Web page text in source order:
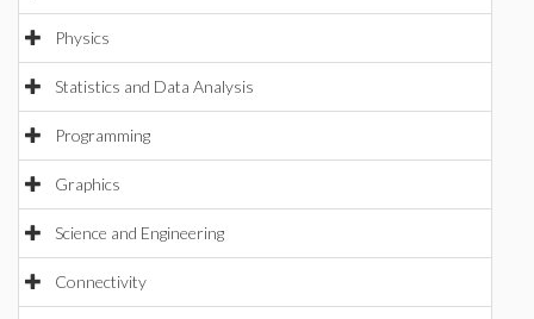
Physics
Statistics and Data Analysis
Programming
Graphics
Science and Engineering
Connectivity